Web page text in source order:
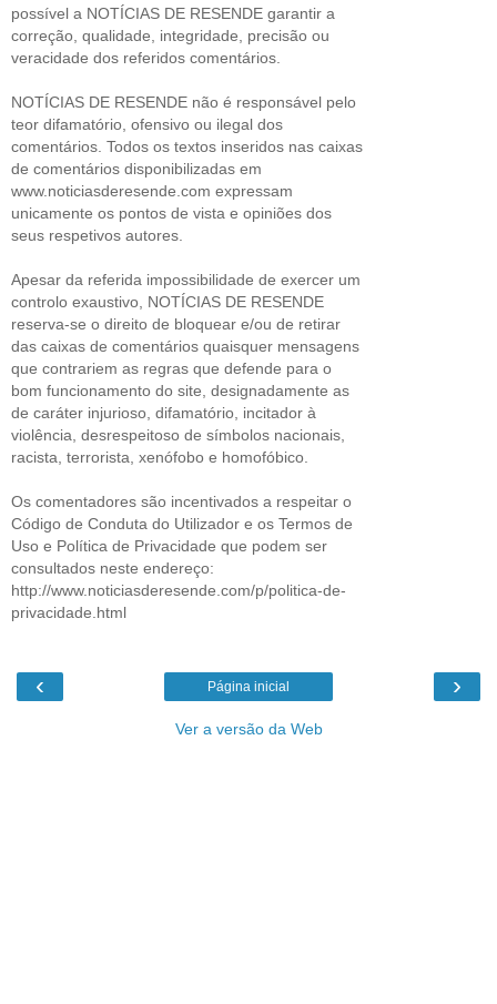
possível a NOTÍCIAS DE RESENDE garantir a
correção, qualidade, integridade, precisão ou
veracidade dos referidos comentários.
NOTÍCIAS DE RESENDE não é responsável pelo
teor difamatório, ofensivo ou ilegal dos
comentários. Todos os textos inseridos nas caixas
de comentários disponibilizadas em
www.noticiasderesende.com expressam
unicamente os pontos de vista e opiniões dos
seus respetivos autores.
Apesar da referida impossibilidade de exercer um
controlo exaustivo, NOTÍCIAS DE RESENDE
reserva-se o direito de bloquear e/ou de retirar
das caixas de comentários quaisquer mensagens
que contrariem as regras que defende para o
bom funcionamento do site, designadamente as
de caráter injurioso, difamatório, incitador à
violência, desrespeitoso de símbolos nacionais,
racista, terrorista, xenófobo e homofóbico.
Os comentadores são incentivados a respeitar o
Código de Conduta do Utilizador e os Termos de
Uso e Política de Privacidade que podem ser
consultados neste endereço:
http://www.noticiasderesende.com/p/politica-de-
privacidade.html
‹ ›
Página inicial
Ver a versão da Web